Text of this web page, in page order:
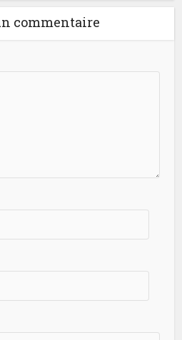
commentaire